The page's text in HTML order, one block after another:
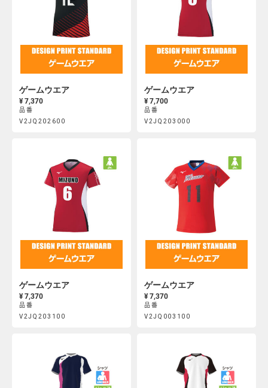
ゲームウエア
¥ 7,370
Product
Actions
品番
V2JQ202600
ゲームウエア
¥ 7,700
Product
品番
V2JQ203000
ゲームウエア
¥ 7,370
Product
Actions
品番
V2JQ203100
ゲームウエア
¥ 7,370
Product
Actions
品番
V2JQ003100